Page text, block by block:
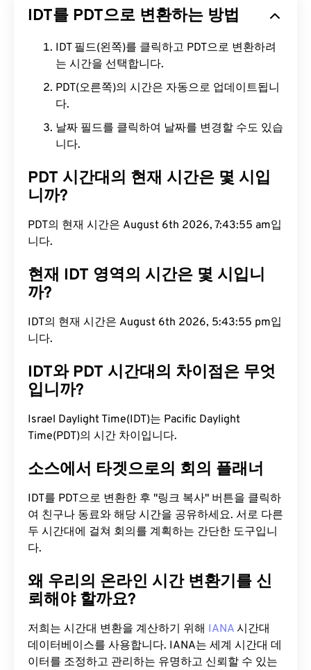
IDT를 PDT으로 변환하는 방법
IDT 필드(왼쪽)를 클릭하고 PDT으로 변환하려
는 시간을 선택합니다.
PDT(오른쪽)의 시간은 자동으로 업데이트됩니
다.
날짜 필드를 클릭하여 날짜를 변경할 수도 있습
니다.
PDT 시간대의 현재 시간은 몇 시입
니까?
PDT의 현재 시간은 August 6th 2026, 7:43:56 am입
니다.
현재 IDT 영역의 시간은 몇 시입니
까?
IDT의 현재 시간은 August 6th 2026, 5:43:56 pm입
니다.
IDT와 PDT 시간대의 차이점은 무엇
입니까?
Israel Daylight Time(IDT)는 Pacific Daylight
Time(PDT)의 시간 차이입니다.
소스에서 타겟으로의 회의 플래너
IDT를 PDT으로 변환한 후 "링크 복사" 버튼을 클릭하
여 친구나 동료와 해당 시간을 공유하세요. 서로 다른
두 시간대에 걸쳐 회의를 계획하는 간단한 도구입니
다.
왜 우리의 온라인 시간 변환기를 신
뢰해야 할까요?
저희는 시간대 변환을 계산하기 위해 IANA 시간대
데이터베이스를 사용합니다. IANA는 세계 시간대 데
이터를 조정하고 관리하는 유명하고 신뢰할 수 있는